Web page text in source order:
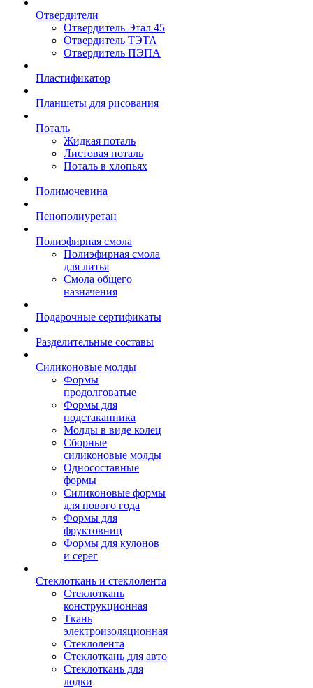
Отвердители
Отвердитель Этал 45
Отвердитель ТЭТА
Отвердитель ПЭПА
Пластификатор
Планшеты для рисования
Поталь
Жидкая поталь
Листовая поталь
Поталь в хлопьях
Полимочевина
Пенополиуретан
Полиэфирная смола
Полиэфирная смола
для литья
Смола общего
назначения
Подарочные сертификаты
Разделительные составы
Силиконовые молды
Формы
продолговатые
Формы для
подстаканника
Молды в виде колец
Сборные
силиконовые молды
Односоставные
формы
Силиконовые формы
для нового года
Формы для
фруктовниц
Формы для кулонов
и серег
Стеклоткань и стеклолента
Стеклоткань
конструкционная
Ткань
электроизоляционная
Стеклолента
Стеклоткань для авто
Стеклоткань для
лодки